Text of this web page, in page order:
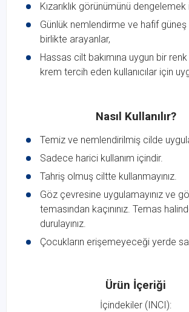
Kızarıklık görünümünü
Günlük nemlendirme ve hafif güneş
birlikte arayanlar,
Hassas cilt bakımına uygun bir
krem tercih eden kullanıcılar için
Nasıl Kullanılır?
Temiz ve nemlendirilmiş cilde
Sadece harici kullanım içindir.
Tahriş olmuş ciltte kullanmayınız.
Göz çevresine uygulamayınız ve
temasından kaçınınız. Temas
durulayınız.
Çocukların erişemeyeceği yerde
Ürün İçeriği
İçindekiler (INCI):